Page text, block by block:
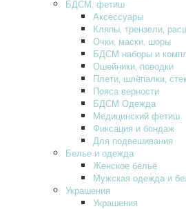
БДСМ‚ фетиш
Аксессуары
Кляпы‚ трензели‚
Очки‚ маски‚ шоры
БДСМ наборы и
Ошейники‚ поводки
Плети‚ шлёпалки‚
Пояса верности
БДСМ Одежда
Медицинский фетиш
Фиксация и бондаж
Для подвешивания
Белье и одежда
Женское бельё
Мужская одежда и
Украшения
Украшения